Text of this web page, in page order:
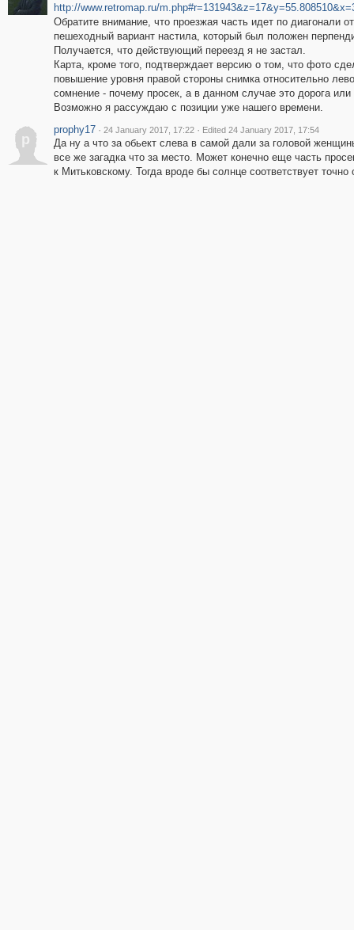
http://www.retromap.ru/
Обратите внимание, что проезжая часть идет по диагонали
пешеходный вариант настила, который был положен
Получается, что действующий переезд я не застал.
Карта, кроме того, подтверждает версию о том, что фото
повышение уровня правой стороны снимка относительно
сомнение - почему просек, а в данном случае это дорога
Возможно я рассуждаю с позиции уже нашего времени.
p
prophy17 · 24 January 2017, 17:22 · Edited 24 January 2017, 17:54
Да ну а что за обьект слева в самой дали за головой
все же загадка что за место. Может конечно еще часть
к Митьковскому. Тогда вроде бы солнце соответствует